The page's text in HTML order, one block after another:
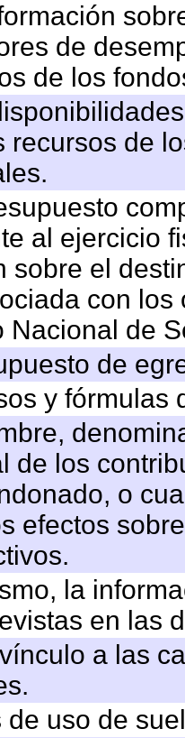
de
de los
recursos de
al ejercicio
sobre el
con
Nacional de
de
y fórmulas
de los
o
efectos
la
en las
a las
de uso de